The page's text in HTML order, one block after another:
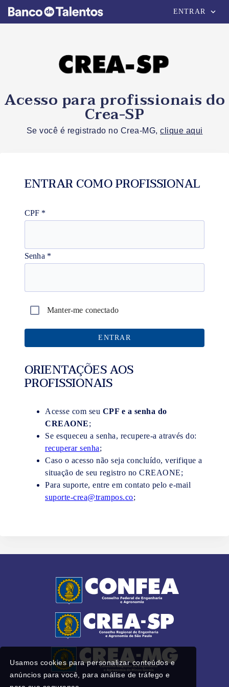
Usamos cookies para personalizar conteúdos e
anúncios para você, para análise de tráfego e
ENTRAR expand_more
Acesso para profissionais do
Crea-SP
Se você é registrado no Crea-MG, clique aqui
ENTRAR COMO PROFISSIONAL
CPF *
Senha *
Manter-me conectado
ORIENTAÇÕES AOS
PROFISSIONAIS
Acesse com seu CPF e a senha do
CREAONE;
Se esqueceu a senha, recupere-a através do:
recuperar senha;
Caso o acesso não seja concluído, verifique a
situação de seu registro no CREAONE;
Para suporte, entre em contato pelo e-mail
suporte-crea@trampos.co;